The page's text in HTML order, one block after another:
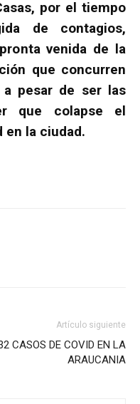
por el tiempo
de contagios,
venida de la
que concurren
a pesar de ser las
que colapse el
en la ciudad.
Artículo siguiente
CASOS DE COVID EN LA
ARAUCANIA